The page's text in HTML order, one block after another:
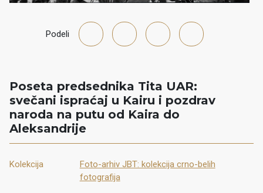
Podeli
Poseta predsednika Tita UAR:
svečani ispraćaj u Kairu i pozdrav
naroda na putu od Kaira do
Aleksandrije
Kolekcija
Foto-arhiv JBT: kolekcija crno-belih
fotografija